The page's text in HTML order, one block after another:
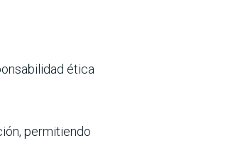
ética
permitiendo